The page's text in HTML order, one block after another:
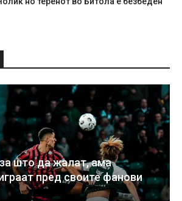
што да жалат, ама
пред своите фанови